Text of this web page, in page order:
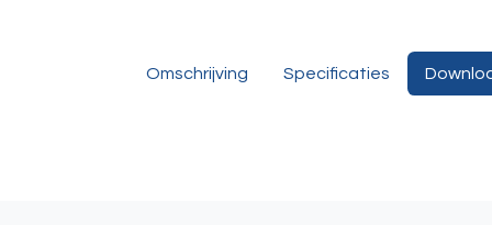
Omschrijving Specificaties